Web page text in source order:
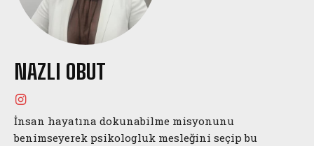
NAZLI OBUT
İnsan hayatına dokunabilme misyonunu
benimseyerek psikologluk mesleğini seçip bu